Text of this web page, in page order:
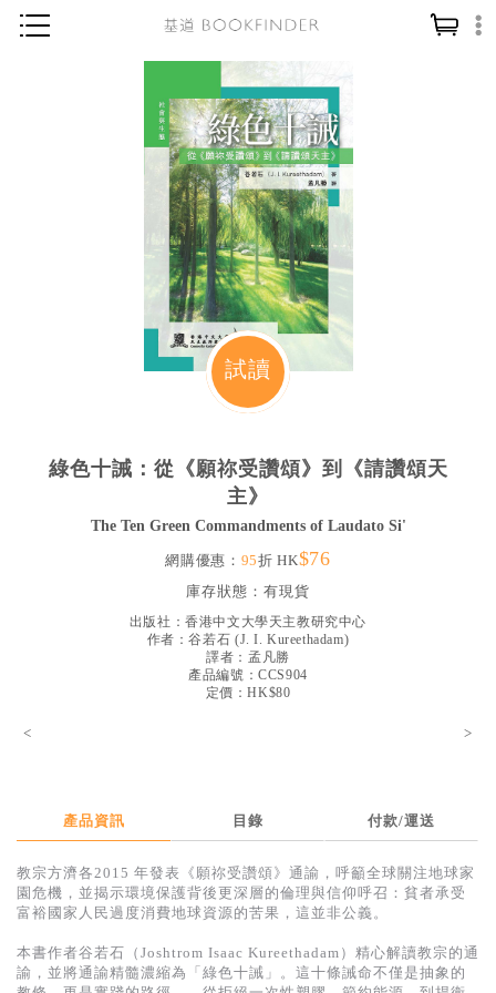
讀經／研經
靈修／禱告
教會事工
哲學／宗教比較
見證／傳記
文藝／勵志
精選影音
中文二手書
英文二手書
精選英文書
電子書
試讀
綠色十誡：從《願祢受讚頌》到《請讚頌天
主》
The Ten Green Commandments of Laudato Si'
網購優惠： 95折 HK$76
庫存狀態： 有現貨
出版社：香港中文大學天主教研究中心
作者：谷若石 (J. I. Kureethadam)
譯者： 孟凡勝
產品編號：CCS904
定價：HK$80
< >
產品資訊 目錄 付款/運送
教宗方濟各2015 年發表《願祢受讚頌》通諭，呼籲全球關注地球家
園危機，並揭示環境保護背後更深層的倫理與信仰呼召：貧者承受
富裕國家人民過度消費地球資源的苦果，這並非公義。
本書作者谷若石（Joshtrom Isaac Kureethadam）精心解讀教宗的通
諭，並將通諭精髓濃縮為「綠色十誡」。這十條誡命不僅是抽象的